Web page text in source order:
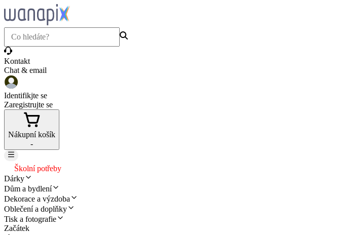
Kontakt
Chat & email
Identifikjte se
Zaregistrujte se
Nákupní košík
-
Školní potřeby
Dárky
Dům a bydlení
Dekorace a výzdoba
Oblečení a doplňky
Tisk a fotografie
Začátek